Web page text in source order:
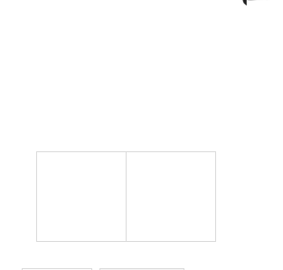
CYKLISTICKÁ ČEPIČKA ADC